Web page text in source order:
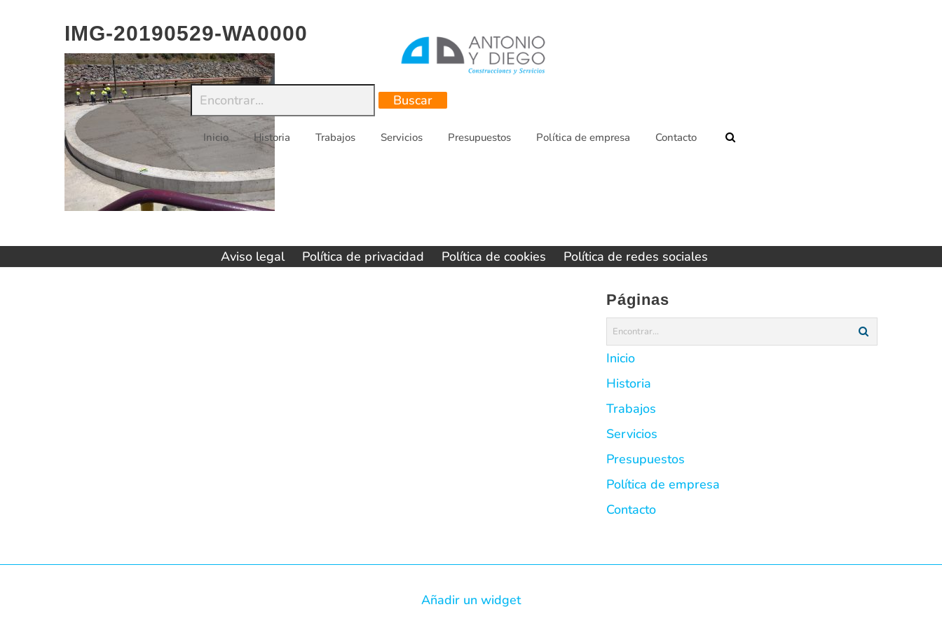
Inicio Historia Trabajos Servicios Presupuestos Política de empresa Contacto
IMG-20190529-WA0000
Aviso legal Política de privacidad Política de cookies Política de redes sociales
Páginas
Inicio
Historia
Trabajos
Servicios
Presupuestos
Política de empresa
Contacto
Añadir un widget